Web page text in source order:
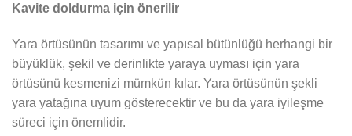
Kavite doldurma için önerilir
Yara örtüsünün tasarımı ve yapısal bütünlüğü herhangi bir
büyüklük, şekil ve derinlikte yaraya uyması için yara
örtüsünü kesmenizi mümkün kılar. Yara örtüsünün şekli
yara yatağına uyum gösterecektir ve bu da yara iyileşme
süreci için önemlidir.